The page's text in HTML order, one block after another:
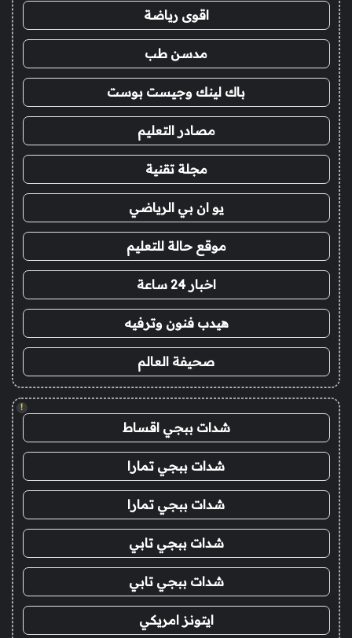
اقوى رياضة
مدسن طب
باك لينك وجيست بوست
مصادر التعليم
مجلة تقنية
يو ان بي الرياضي
موقع حالة للتعليم
اخبار 24 ساعة
هيدب فنون وترفيه
صحيفة العالم
!
شدات ببجي اقساط
شدات ببجي تمارا
شدات ببجي تمارا
شدات ببجي تابي
شدات ببجي تابي
ايتونز امريكي